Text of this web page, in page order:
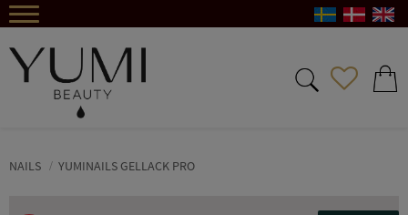
NAILS YUMINAILS GELLACK PRO